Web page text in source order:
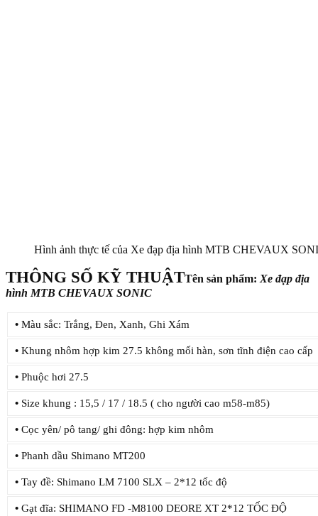
Hình ảnh thực tế của Xe đạp địa hình MTB CHEVAUX
THÔNG SỐ KỸ THUẬTTên sản phẩm:Xe đạp địa
hình MTB CHEVAUX SONIC
• Màu sắc: Trắng, Đen, Xanh, Ghi Xám
• Khung nhôm hợp kim 27.5 không mối hàn, sơn tĩnh điện cao cấp
• Phuộc hơi 27.5
• Size khung : 15,5 / 17 / 18.5 ( cho người cao m58-m85)
• Cọc yên/ pô tang/ ghi đông: hợp kim nhôm
• Phanh dầu Shimano MT200
• Tay đề: Shimano LM 7100 SLX – 2*12 tốc độ
• Gạt đĩa: SHIMANO FD -M8100 DEORE XT 2*12 TỐC ĐỘ